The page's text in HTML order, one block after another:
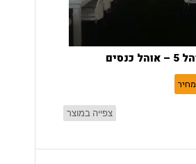
כנסים
צפייה במוצר